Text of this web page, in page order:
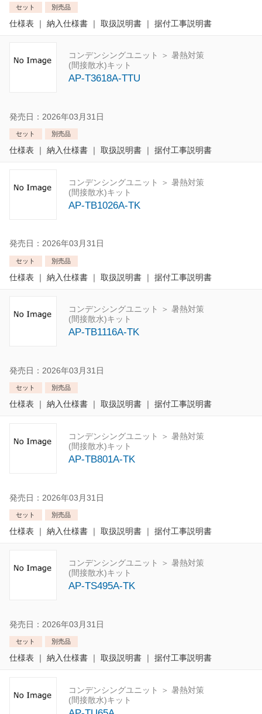
セット 別売品
仕様表 ｜ 納入仕様書｜ 取扱説明書｜ 据付工事説明書
コンデンシングユニット ＞ 暑熱対策
(間接散水)キット
AP-T3618A-TTU
発売日：2026年03月31日
セット 別売品
仕様表 ｜ 納入仕様書｜ 取扱説明書｜ 据付工事説明書
コンデンシングユニット ＞ 暑熱対策
(間接散水)キット
AP-TB1026A-TK
発売日：2026年03月31日
セット 別売品
仕様表 ｜ 納入仕様書｜ 取扱説明書｜ 据付工事説明書
コンデンシングユニット ＞ 暑熱対策
(間接散水)キット
AP-TB1116A-TK
発売日：2026年03月31日
セット 別売品
仕様表 ｜ 納入仕様書｜ 取扱説明書｜ 据付工事説明書
コンデンシングユニット ＞ 暑熱対策
(間接散水)キット
AP-TB801A-TK
発売日：2026年03月31日
セット 別売品
仕様表 ｜ 納入仕様書｜ 取扱説明書｜ 据付工事説明書
コンデンシングユニット ＞ 暑熱対策
(間接散水)キット
AP-TS495A-TK
発売日：2026年03月31日
セット 別売品
仕様表 ｜ 納入仕様書｜ 取扱説明書｜ 据付工事説明書
コンデンシングユニット ＞ 暑熱対策
(間接散水)キット